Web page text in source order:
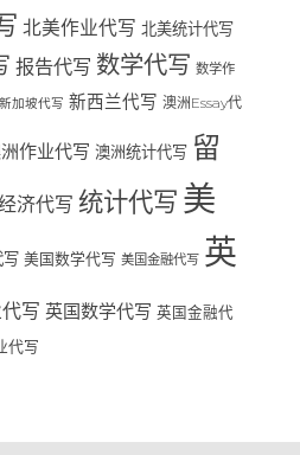
北美作业代写 北美统计代写
报告代写 数学代写 数学作
新加坡代写 新西兰代写 澳洲Essay代
作业代写 澳洲统计代写 留
济代写 统计代写 美
写 美国数学代写 美国金融代写 英
写 英国数学代写 英国金融代
代写